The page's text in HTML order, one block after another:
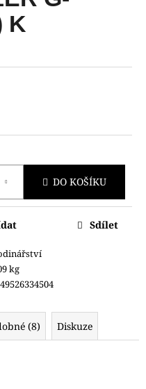
K
DO KOŠÍKU
kg
Sdílet
(8) Diskuze